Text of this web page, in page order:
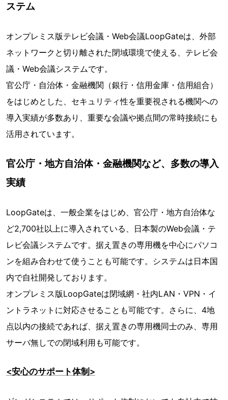
ステム
オンプレミス版テレビ会議・Web会議LoopGateは、外部
ネットワークと切り離された閉域環境で使える、テレビ会
議・Web会議システムです。
官公庁・自治体・金融機関（銀行・信用金庫・信用組合）
をはじめとした、セキュリティ性を重要視される機関への
導入実績が多数あり、重要な会議や拠点間の常時接続にも
活用されています。
官公庁・地方自治体・金融機関など、多数の導入
実績
LoopGateは、一般企業をはじめ、官公庁・地方自治体な
ど2,700社以上に導入されている、日本製のWeb会議・テ
レビ会議システムです。据え置きの専用機を中心にパソコ
ンを組み合わせて使うことも可能です。システムは日本国
内で自社開発しております。
オンプレミス版LoopGateは閉域網・社内LAN・VPN・イ
ントラネットに対応させることも可能です。さらに、4地
点以内の接続であれば、据え置きの専用機同士のみ、専用
サーバ無しでの閉域利用も可能です。
<安心のサポート体制>